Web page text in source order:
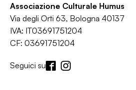
Associazione Culturale Humus
Via degli Orti 63, Bologna 40137
IVA: IT03691751204
CF: 03691751204
Seguici su